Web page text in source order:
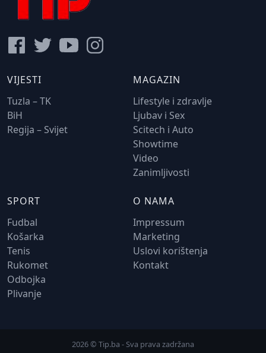
VIJESTI
Tuzla – TK
BiH
Regija – Svijet
MAGAZIN
Lifestyle i zdravlje
Ljubav i Sex
Scitech i Auto
Showtime
Video
Zanimljivosti
SPORT
Fudbal
Košarka
Tenis
Rukomet
Odbojka
Plivanje
O NAMA
Impressum
Marketing
Uslovi korištenja
Kontakt
2026 © Tip.ba - Sva prava zadržana